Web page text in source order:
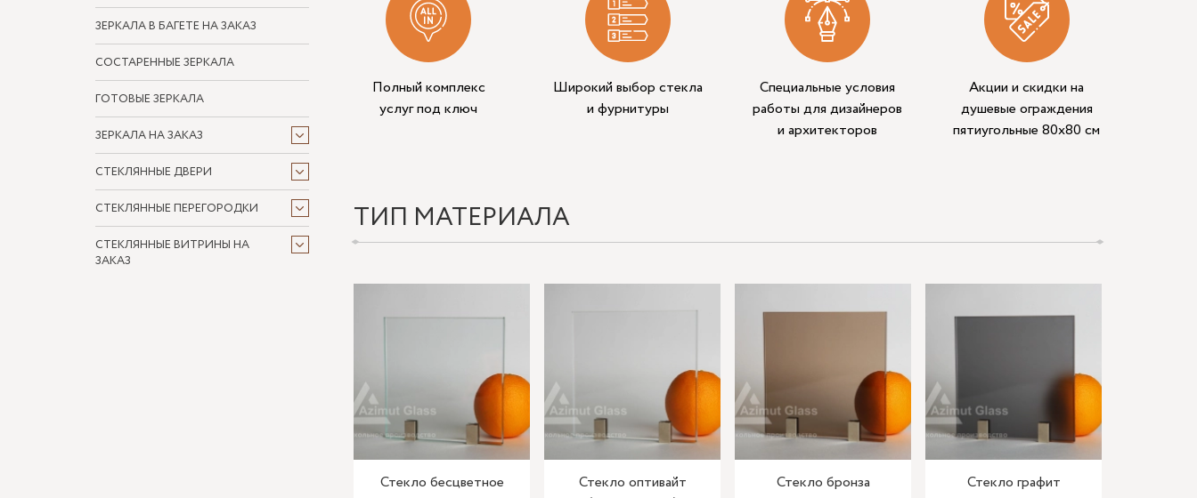
ЗЕРКАЛА В БАГЕТЕ НА ЗАКАЗ
СОСТАРЕННЫЕ ЗЕРКАЛА
ГОТОВЫЕ ЗЕРКАЛА
ЗЕРКАЛА НА ЗАКАЗ
СТЕКЛЯННЫЕ ДВЕРИ
СТЕКЛЯННЫЕ ПЕРЕГОРОДКИ
СТЕКЛЯННЫЕ ВИТРИНЫ НА
ЗАКАЗ
Полный комплекс
услуг под ключ
Широкий выбор стекла
и фурнитуры
Специальные условия
работы для дизайнеров
и архитекторов
Акции и скидки на
душевые ограждения
пятиугольные 80x80 см
ТИП МАТЕРИАЛА
Стекло бесцветное
Стекло оптивайт
Стекло бронза Стекло графит